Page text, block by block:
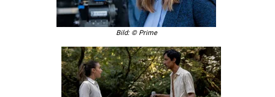
Bild: © Prime